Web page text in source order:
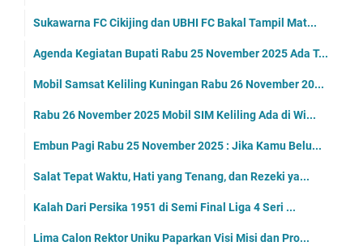
Sukawarna FC Cikijing dan UBHI FC Bakal Tampil Mat...
Agenda Kegiatan Bupati Rabu 25 November 2025 Ada T...
Mobil Samsat Keliling Kuningan Rabu 26 November 20...
Rabu 26 November 2025 Mobil SIM Keliling Ada di Wi...
Embun Pagi Rabu 25 November 2025 : Jika Kamu Belu...
Salat Tepat Waktu, Hati yang Tenang, dan Rezeki ya...
Kalah Dari Persika 1951 di Semi Final Liga 4 Seri ...
Lima Calon Rektor Uniku Paparkan Visi Misi dan Pro...